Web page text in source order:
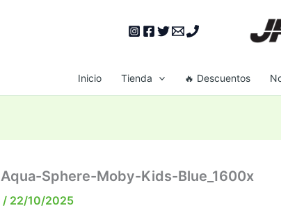
Inicio Tienda 🔥 Descuentos
Sphere-Moby-Kids-Blue_1600x
/ 22/10/2025